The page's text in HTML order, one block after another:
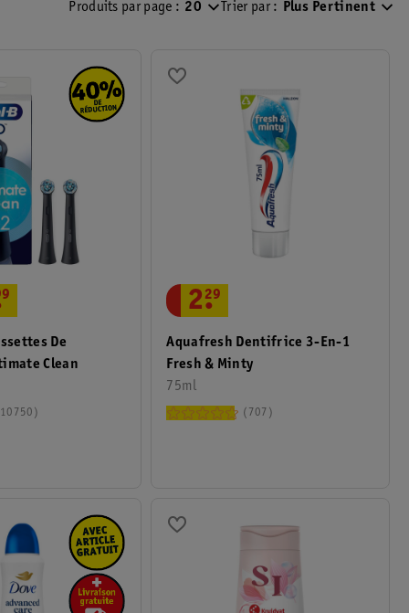
Produits par page : 20 Trier par : Plus Pertinent
De
Clean
10750
Aquafresh Dentifrice 3-En-1
Fresh & Minty
75ml
2.
29
707